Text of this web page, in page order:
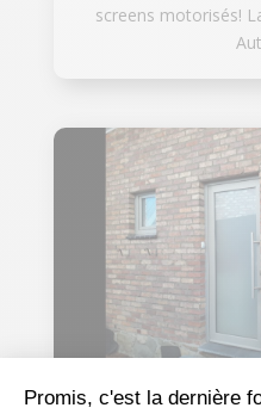
Promis, c'est la dernière
screens motorisés!